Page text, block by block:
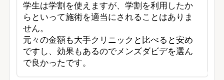
学生は学割を使えますが、学割を利用したか
らといって施術を適当にされることはありま
せん。
元々の金額も大手クリニックと比べると安め
ですし、効果もあるのでメンズダビデを選ん